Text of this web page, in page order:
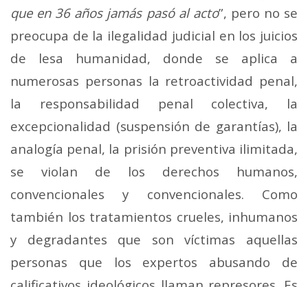
que en 36 años jamás pasó al acto”, pero no se
preocupa de la ilegalidad judicial en los juicios
de lesa humanidad, donde se aplica a
numerosas personas la retroactividad penal,
la responsabilidad penal colectiva, la
excepcionalidad (suspensión de garantías), la
analogía penal, la prisión preventiva ilimitada,
se violan de los derechos humanos,
convencionales y convencionales. Como
también los tratamientos crueles, inhumanos
y degradantes que son víctimas aquellas
personas que los expertos abusando de